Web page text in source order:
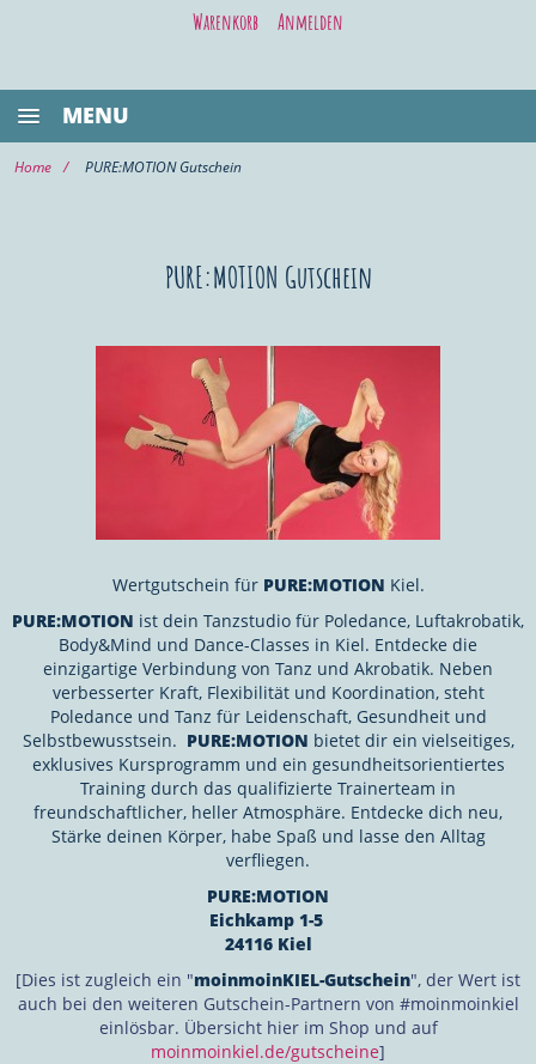
Warenkorb Anmelden
MENU
BESTSELLER
VOR ORT KAUFEN
Home PURE:MOTION Gutschein
PURE:MOTION Gutschein
Wertgutschein für PURE:MOTION Kiel.
PURE:MOTION ist dein Tanzstudio für Poledance, Luftakrobatik,
Body&Mind und Dance-Classes in Kiel. Entdecke die
einzigartige Verbindung von Tanz und Akrobatik. Neben
verbesserter Kraft, Flexibilität und Koordination, steht
Poledance und Tanz für Leidenschaft, Gesundheit und
Selbstbewusstsein. PURE:MOTION bietet dir ein vielseitiges,
exklusives Kursprogramm und ein gesundheitsorientiertes
Training durch das qualifizierte Trainerteam in
freundschaftlicher, heller Atmosphäre. Entdecke dich neu,
Stärke deinen Körper, habe Spaß und lasse den Alltag
verfliegen.
PURE:MOTION
Eichkamp 1-5
24116 Kiel
[Dies ist zugleich ein "moinmoinKIEL-Gutschein", der Wert ist
auch bei den weiteren Gutschein-Partnern von #moinmoinkiel
einlösbar. Übersicht hier im Shop und auf
moinmoinkiel.de/gutscheine]